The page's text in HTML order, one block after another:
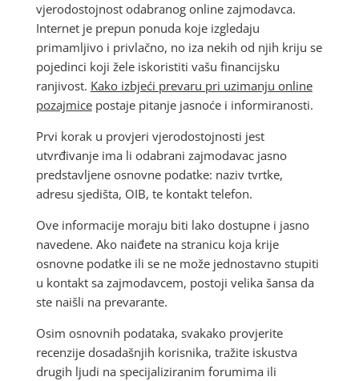
vjerodostojnost odabranog online zajmodavca.
Internet je prepun ponuda koje izgledaju
primamljivo i privlačno, no iza nekih od njih kriju se
pojedinci koji žele iskoristiti vašu financijsku
ranjivost. Kako izbjeći prevaru pri uzimanju online
pozajmicepostaje pitanje jasnoće i informiranosti.
Prvi korak u provjeri vjerodostojnosti jest
utvrđivanje ima li odabrani zajmodavac jasno
predstavljene osnovne podatke: naziv tvrtke,
adresu sjedišta, OIB, te kontakt telefon.
Ove informacije moraju biti lako dostupne i jasno
navedene. Ako naiđete na stranicu koja krije
osnovne podatke ili se ne može jednostavno stupiti
u kontakt sa zajmodavcem, postoji velika šansa da
ste naišli na prevarante.
Osim osnovnih podataka, svakako provjerite
recenzije dosadašnjih korisnika, tražite iskustva
drugih ljudi na specijaliziranim forumima ili